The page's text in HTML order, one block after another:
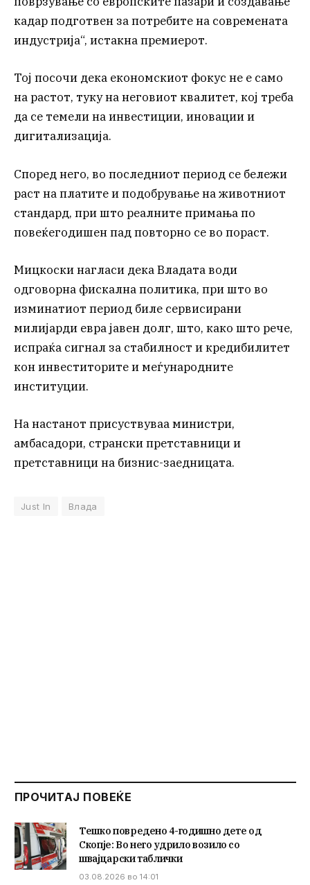
кадар подготвен за потребите на современата
индустрија“, истакна премиерот.
Тој посочи дека економскиот фокус не е само
на растот, туку на неговиот квалитет, кој треба
да се темели на инвестиции, иновации и
дигитализација.
Според него, во последниот период се бележи
раст на платите и подобрување на животниот
стандард, при што реалните примања по
повеќегодишен пад повторно се во пораст.
Мицкоски нагласи дека Владата води
одговорна фискална политика, при што во
изминатиот период биле сервисирани
милијарди евра јавен долг, што, како што рече,
испраќа сигнал за стабилност и кредибилитет
кон инвеститорите и меѓународните
институции.
На настанот присуствуваа министри,
амбасадори, странски претставници и
претставници на бизнис-заедницата.
Just In Влада
ПРОЧИТАЈ ПОВЕЌЕ
Тешко повредено 4-годишно дете од
Скопје: Во него удрило возило со
швајцарски таблички
03.08.2026 во 14:01